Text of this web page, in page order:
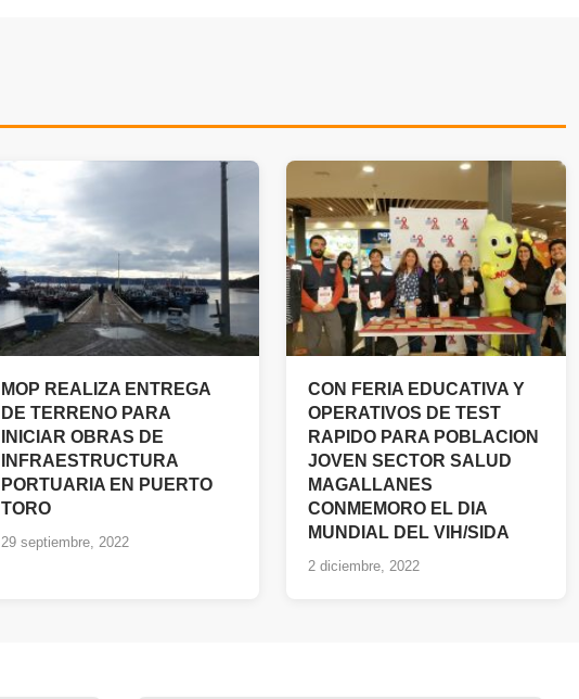
MOP REALIZA ENTREGA
DE TERRENO PARA
INICIAR OBRAS DE
INFRAESTRUCTURA
PORTUARIA EN PUERTO
TORO
29 septiembre, 2022
CON FERIA EDUCATIVA Y
OPERATIVOS DE TEST
RAPIDO PARA POBLACION
JOVEN SECTOR SALUD
MAGALLANES
CONMEMORO EL DIA
MUNDIAL DEL VIH/SIDA
2 diciembre, 2022